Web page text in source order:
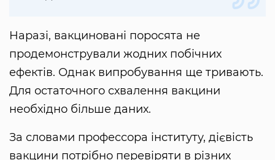
Наразі, вакциновані поросята не
продемонстрували жодних побічних
ефектів. Однак випробування ще тривають.
Для остаточного схвалення вакцини
необхідно більше даних.
За словами профессора інституту, дієвість
вакцини потрібно перевіряти в різних